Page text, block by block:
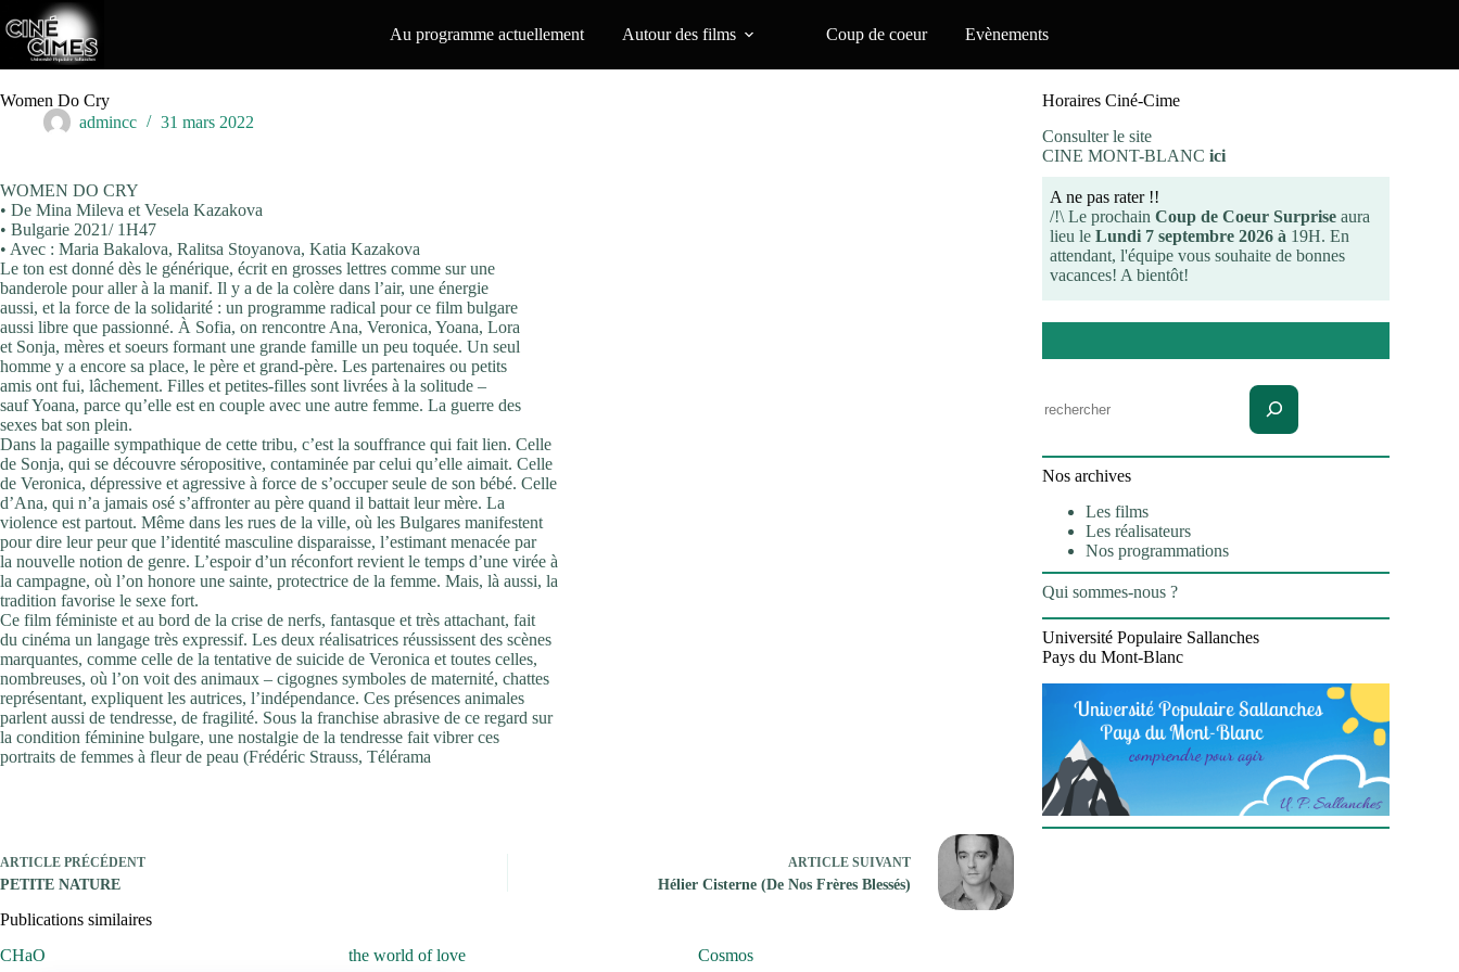
au
contenu
Au programme actuellement Autour des films Coup de coeur Evènements
Women Do Cry
admincc
31 mars 2022
WOMEN DO CRY
• De Mina Mileva et Vesela Kazakova
• Bulgarie 2021/ 1H47
• Avec : Maria Bakalova, Ralitsa Stoyanova, Katia Kazakova
Le ton est donné dès le générique, écrit en grosses lettres comme sur une
banderole pour aller à la manif. Il y a de la colère dans l’air, une énergie
aussi, et la force de la solidarité : un programme radical pour ce film bulgare
aussi libre que passionné. À Sofia, on rencontre Ana, Veronica, Yoana, Lora
et Sonja, mères et soeurs formant une grande famille un peu toquée. Un seul
homme y a encore sa place, le père et grand-père. Les partenaires ou petits
amis ont fui, lâchement. Filles et petites-filles sont livrées à la solitude –
sauf Yoana, parce qu’elle est en couple avec une autre femme. La guerre des
sexes bat son plein.
Dans la pagaille sympathique de cette tribu, c’est la souffrance qui fait lien. Celle
de Sonja, qui se découvre séropositive, contaminée par celui qu’elle aimait. Celle
de Veronica, dépressive et agressive à force de s’occuper seule de son bébé. Celle
d’Ana, qui n’a jamais osé s’affronter au père quand il battait leur mère. La
violence est partout. Même dans les rues de la ville, où les Bulgares manifestent
pour dire leur peur que l’identité masculine disparaisse, l’estimant menacée par
la nouvelle notion de genre. L’espoir d’un réconfort revient le temps d’une virée à
la campagne, où l’on honore une sainte, protectrice de la femme. Mais, là aussi, la
tradition favorise le sexe fort.
Ce film féministe et au bord de la crise de nerfs, fantasque et très attachant, fait
du cinéma un langage très expressif. Les deux réalisatrices réussissent des scènes
marquantes, comme celle de la tentative de suicide de Veronica et toutes celles,
nombreuses, où l’on voit des animaux – cigognes symboles de maternité, chattes
représentant, expliquent les autrices, l’indépendance. Ces présences animales
parlent aussi de tendresse, de fragilité. Sous la franchise abrasive de ce regard sur
la condition féminine bulgare, une nostalgie de la tendresse fait vibrer ces
portraits de femmes à fleur de peau (Frédéric Strauss, Télérama
ARTICLE PRÉCÉDENT
PETITE NATURE
ARTICLE SUIVANT
Hélier Cisterne (De Nos Frères Blessés)
Publications similaires
CHaO
the world of love Cosmos
Horaires Ciné-Cime
Consulter le site
CINE MONT-BLANC ici
A ne pas rater !!
/!\ Le prochain Coup de Coeur Surprise aura
lieu le Lundi 7 septembre 2026 à 19H. En
attendant, l'équipe vous souhaite de bonnes
vacances! A bientôt!
Nos archives
Les films
Les réalisateurs
Nos programmations
Qui sommes-nous ?
Université Populaire Sallanches
Pays du Mont-Blanc